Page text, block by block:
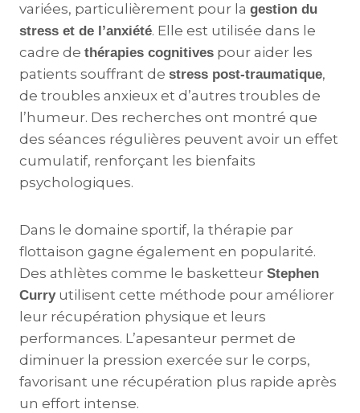
variées, particulièrement pour la gestion du
stress et de l’anxiété. Elle est utilisée dans le
cadre de thérapies cognitives pour aider les
patients souffrant de stress post-traumatique,
de troubles anxieux et d’autres troubles de
l’humeur. Des recherches ont montré que
des séances régulières peuvent avoir un effet
cumulatif, renforçant les bienfaits
psychologiques​.
Dans le domaine sportif, la thérapie par
flottaison gagne également en popularité.
Des athlètes comme le basketteur Stephen
Curryutilisent cette méthode pour améliorer
leur récupération physique et leurs
performances. L’apesanteur permet de
diminuer la pression exercée sur le corps,
favorisant une récupération plus rapide après
un effort intense​.